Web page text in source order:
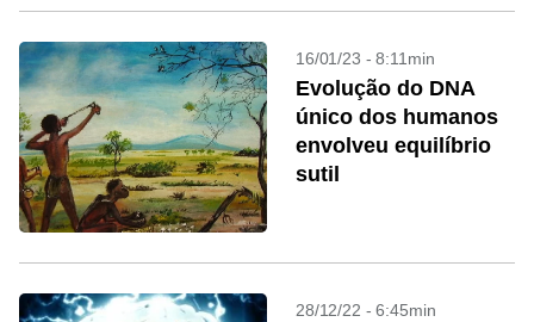
16/01/23 - 8:11min
Evolução do DNA
único dos humanos
envolveu equilíbrio
sutil
28/12/22 - 6:45min